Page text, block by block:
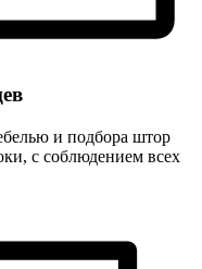
и подбора штор
с соблюдением всех